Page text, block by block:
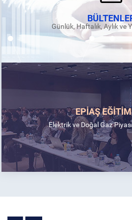
Günlük, Haftalık, Aylık ve
EPİAŞ
Elektrik ve Doğal Gaz